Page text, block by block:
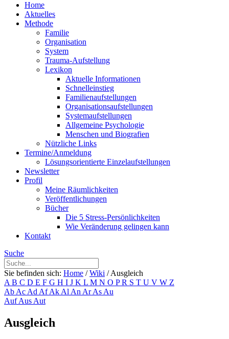
Home
Aktuelles
Methode
Familie
Organisation
System
Trauma-Aufstellung
Lexikon
Aktuelle Informationen
Schnelleinstieg
Familienaufstellungen
Organisationsaufstellungen
Systemaufstellungen
Allgemeine Psychologie
Menschen und Biografien
Nützliche Links
Termine/Anmeldung
Lösungsorientierte Einzelaufstellungen
Newsletter
Profil
Meine Räumlichkeiten
Veröffentlichungen
Bücher
Die 5 Stress-Persönlichkeiten
Wie Veränderung gelingen kann
Kontakt
Suche
Sie befinden sich: Home / Wiki / Ausgleich
A B C D E F G H I J K L M N O PR S T U V W Z
Ab Ac Ad AfAk Al An ArAs Au
AufAus Aut
Ausgleich